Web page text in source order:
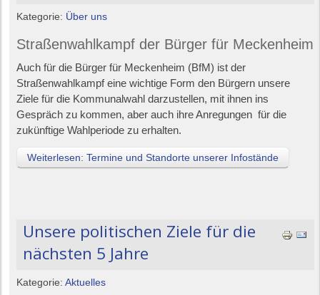
Kategorie: Über uns
Straßenwahlkampf der Bürger für Meckenheim
Auch für die Bürger für Meckenheim (BfM) ist der
Straßenwahlkampf eine wichtige Form den Bürgern unsere
Ziele für die Kommunalwahl darzustellen, mit ihnen ins
Gespräch zu kommen, aber auch ihre Anregungen für die
zukünftige Wahlperiode zu erhalten.
Weiterlesen: Termine und Standorte unserer Infostände
Unsere politischen Ziele für die
nächsten 5 Jahre
Kategorie:Aktuelles